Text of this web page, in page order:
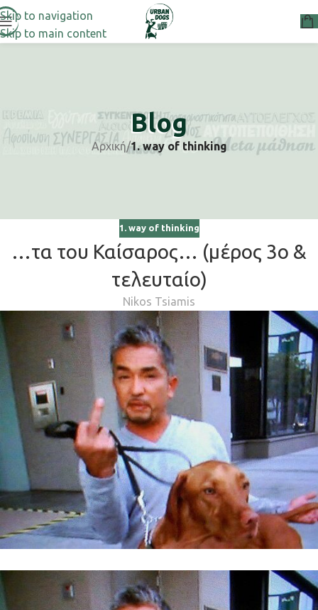
Skip to navigation
Skip to main content
Blog
Αρχική/1. way of thinking
1. way of thinking
…τα του Καίσαρος… (μέρος 3ο &
τελευταίο)
Nikos Tsiamis